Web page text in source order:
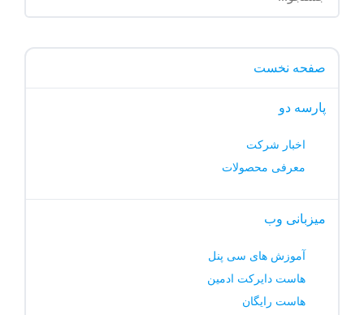
صفحه نخست
پارسه دو
اخبار شرکت
معرفی محصولات
میزبانی وب
آموزش های سی پنل
هاست دایرکت ادمین
هاست رایگان